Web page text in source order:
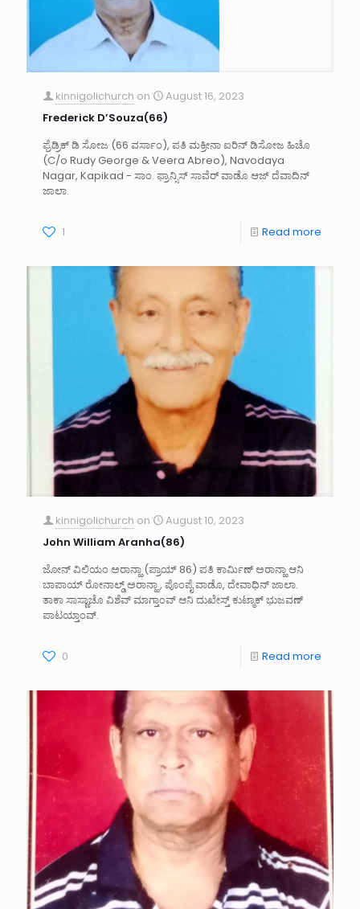
kinnigolichurch on
August 16, 2023
Frederick D’Souza(66)
ಫ್ರೆಡ್ರಿಕ್ ಡಿ ಸೋಜ (66 ವರ್ಸಾಂ), ಪತಿ ಮಕ್ರೀನಾ ಐರಿನ್ ಡಿಸೋಜ ಹಿಚೊ
(C/o Rudy George & Veera Abreo), Navodaya
Nagar, Kapikad - ಸಾಂ. ಫ್ರಾನ್ಸಿಸ್ ಸಾವೆರ್ ವಾಡೊ ಆಜ್ ದೆವಾದಿನ್
ಜಾಲಾ.
1 Read more
kinnigolichurch on
August 10, 2023
John William Aranha(86)
ಜೋನ್ ವಿಲಿಯಂ ಅರಾನ್ಹಾ (ಪ್ರಾಯ್ 86) ಪತಿ ಕಾರ್ಮಿಣ್ ಅರಾನ್ಹಾ ಆನಿ
ಬಾಪಾಯ್ ರೋನಾಲ್ಡ್ ಅರಾನ್ಹಾ , ಪೊಂಪೈ ವಾಡೊ, ದೇವಾಧಿನ್ ಜಾಲಾ.
ತಾಕಾ ಸಾಸ್ಣಾಚೊ ವಿಶೆವ್ ಮಾಗ್ತಾಂವ್ ಆನಿ ದುಖೇಸ್ತ್ ಕುಟ್ಮಾಕ್ ಭುಜವಣ್
ಪಾಟಯ್ತಾಂವ್.
0 Read more